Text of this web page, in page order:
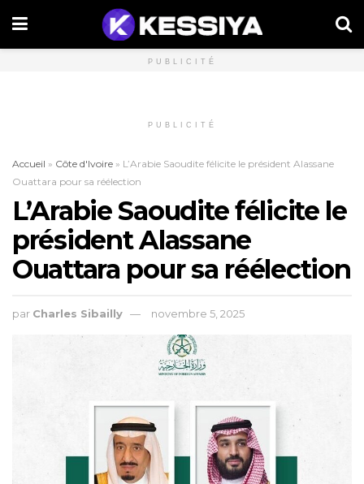
PUBLICITÉ
PUBLICITÉ
Accueil » Côte d'Ivoire » L’Arabie Saoudite félicite le président Alassane
Ouattara pour sa réélection
L’Arabie Saoudite félicite le
président Alassane
Ouattara pour sa réélection
par Charles Sibailly novembre 5, 2025